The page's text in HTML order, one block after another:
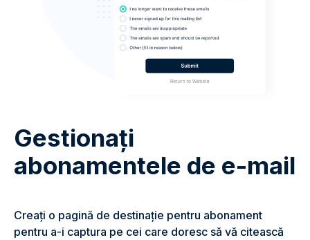
Gestionați
abonamentele de e-mail
Creați o pagină de destinație pentru abonament
pentru a-i captura pe cei care doresc să vă citească